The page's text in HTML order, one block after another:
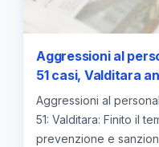
Aggressioni al
51 casi, Valditara
Aggressioni al
51: Valditara: Finito il
prevenzione e